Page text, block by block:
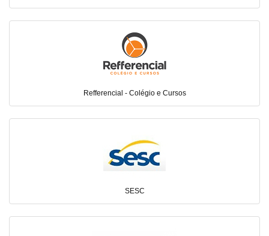
Refferencial - Colégio e Cursos
SESC